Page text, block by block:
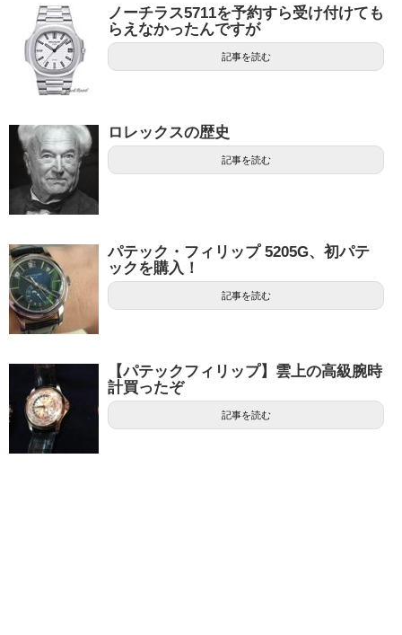
ノーチラス5711を予約すら受け付けても
らえなかったんですが
記事を読む
ロレックスの歴史
記事を読む
パテック・フィリップ 5205G、初パテ
ックを購入！
記事を読む
【パテックフィリップ】雲上の高級腕時
計買ったぞ
記事を読む